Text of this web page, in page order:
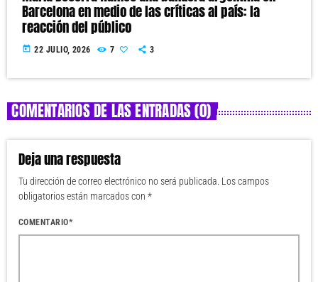
Barcelona en medio de las críticas al país: la
reacción del público
today 22 JULIO, 2026 7 3
COMENTARIOS DE LAS ENTRADAS (0)
Deja una respuesta
Tu dirección de correo electrónico no será publicada. Los campos
obligatorios están marcados con *
COMENTARIO*